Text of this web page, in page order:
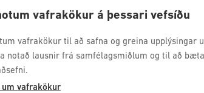
vafrakökur á þessari vefsíðu
vafrakökur til að safna og greina upplýsingar
notað lausnir frá samfélagsmiðlum og til að
um vafrakökur